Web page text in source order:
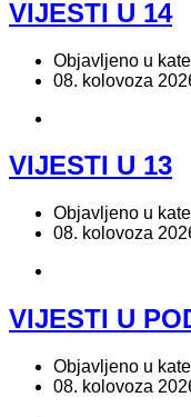
VIJESTI U 14
Objavljeno u
08. kolovoza
VIJESTI U 13
Objavljeno u
08. kolovoza
VIJESTI U
Objavljeno u
08. kolovoza